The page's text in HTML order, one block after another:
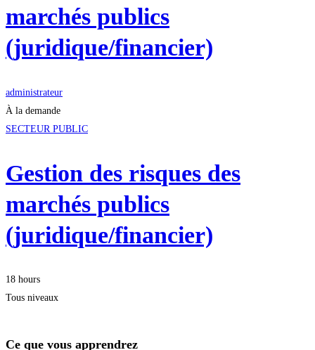
marchés publics
(juridique/financier)
administrateur
À la demande
SECTEUR PUBLIC
Gestion des risques des
marchés publics
(juridique/financier)
18 hours
Tous niveaux
Ce que vous apprendrez